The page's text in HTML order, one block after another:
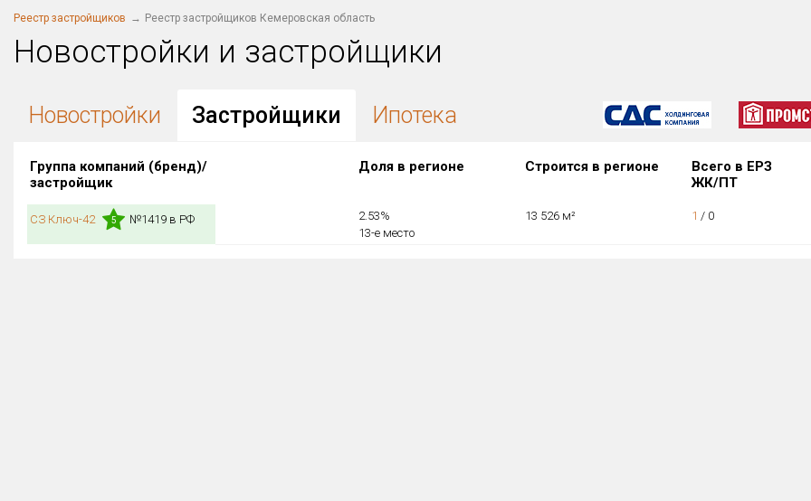
Реестр застройщиков Реестр застройщиков Кемеровская область
Новостройки и застройщики
Новостройки Застройщики Ипотека
Группа компаний (бренд)/
застройщик
Доля в регионе Строится в регионе
Всего в ЕРЗ
ЖК/ПТ
СЗ Ключ-42 5 №1419 в РФ
2.53%
13-е место
13 526 м² 1/ 0